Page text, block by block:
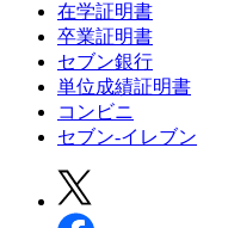
在学証明書
卒業証明書
セブン銀行
単位成績証明書
コンビニ
セブン‐イレブン